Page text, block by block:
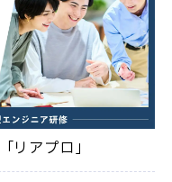
リアプロ」